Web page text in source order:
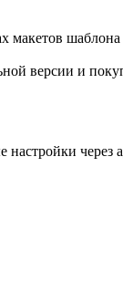
макетов
версии и
через